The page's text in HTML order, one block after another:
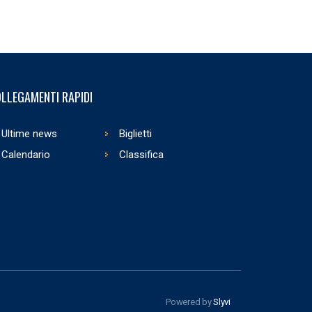
RAPIDI
Ultime news
Biglietti
Calendario
Classifica
Powered bySlyvi